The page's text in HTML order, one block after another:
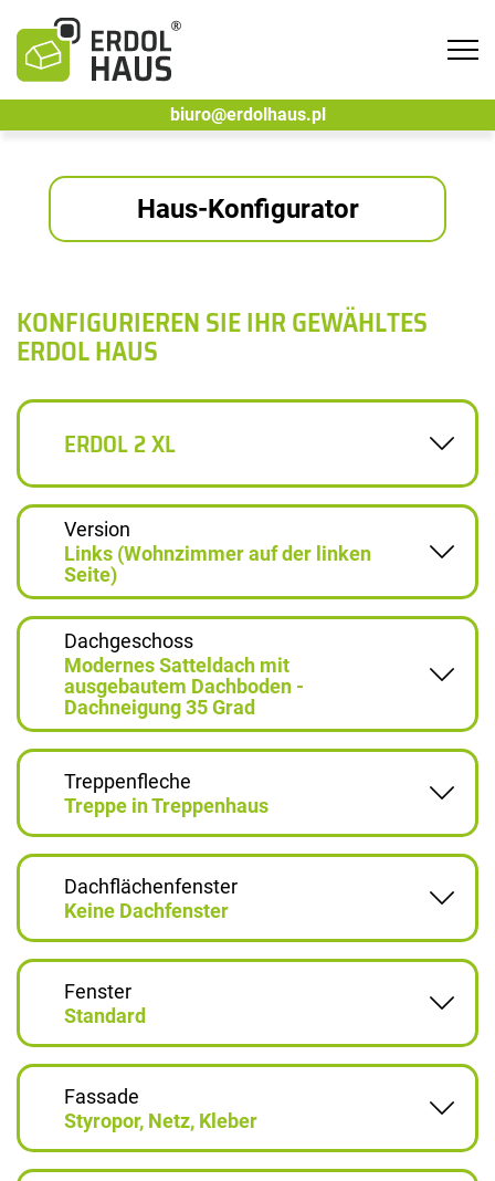
biuro@erdolhaus.pl
Haus-Konfigurator
KONFIGURIEREN SIE IHR GEWÄHLTES
ERDOL HAUS
ERDOL 2 XL
Version
Links (Wohnzimmer auf der linken
Seite)
Dachgeschoss
Modernes Satteldach mit
ausgebautem Dachboden -
Dachneigung 35 Grad
Treppenfleche
Treppe in Treppenhaus
Dachflächenfenster
Keine Dachfenster
Fenster
Standard
Fassade
Styropor, Netz, Kleber